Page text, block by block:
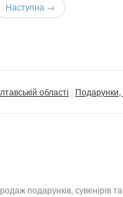
Наступна →
області Подарунки,
подарунків, сувенірів та